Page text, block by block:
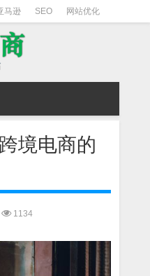
马逊 SEO 网站优化
facebook营销技巧
境电商的
1134